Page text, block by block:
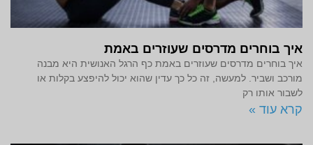
איך בוחרים מדרסים שעוזרים באמת
איך בוחרים מדרסים שעוזרים באמת כף הרגל האנושית היא מבנה
מורכב ושביר. למעשה, זה כל כך עדין שהוא יכול להיפצע בקלות או
לשבור אותו רק
קרא עוד »